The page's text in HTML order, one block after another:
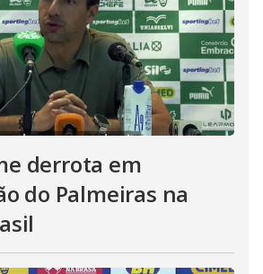
derrota em
do Palmeiras na